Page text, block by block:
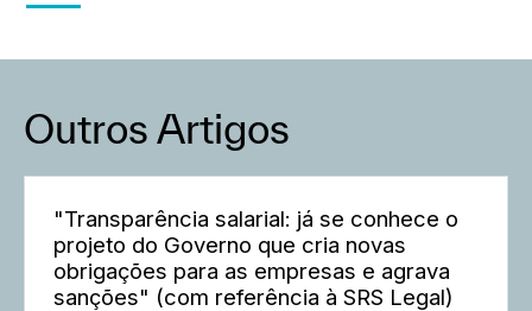
Outros Artigos
"Transparência salarial: já se conhece o
projeto do Governo que cria novas
obrigações para as empresas e agrava
sanções" (com referência à SRS Legal)